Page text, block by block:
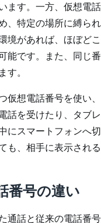
ます。一方、仮想電話
、特定の場所に縛られ
境があれば、ほぼどこ
能です。また、同じ番
す。
想電話番号を使い、
話を受けたり、タブレ
にスマートフォンへ切
も、相手に表示される
番号の違い
通話と従来の電話番号